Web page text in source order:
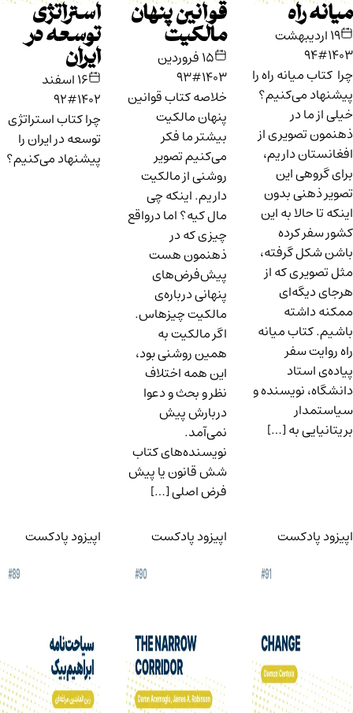
میانه راه
۱۹ اردیبهشت
۱۴۰۳#94
چرا کتاب میانه راه را
پیشنهاد می‌کنیم؟
خیلی از ما در
ذهنمون تصویری از
افغانستان داریم،
برای گروهی این
تصویر ذهنی بدون
اینکه تا حالا به این
کشور سفر کرده
باشن شکل گرفته،
مثل تصویری که از
هرجای دیگه‌ای
ممکنه داشته
باشیم. کتاب میانه
راه روایت سفر
پیاده‌ی استاد
دانشگاه، نویسنده و
سیاستمدار
بریتانیایی به […]
قوانین پنهان
مالکیت
۱۵ فروردین
۱۴۰۳#93
خلاصه کتاب قوانین
پنهان مالکیت
بیشتر ما فکر
می‌کنیم تصویر
روشنی از مالکیت
داریم. اینکه چی
مال کیه؟ اما درواقع
چیزی که در
ذهنمون هست
پیش‌فرض‌های
پنهانی درباره‌ی
مالکیت چیزهاس.
اگر مالکیت به
همین روشنی بود،
این همه اختلاف
نظر و بحث و دعوا
دربارش پیش
نمی‌آمد.
نویسنده‌های کتاب
شش قانون یا پیش
فرض اصلی […]
استراتژی
توسعه در
ایران
۱۶ اسفند
۱۴۰۲#92
چرا کتاب استراتژی
توسعه در ایران را
پیشنهاد می‌کنیم؟
اپیزود پادکست اپیزود پادکست اپیزود پادکست